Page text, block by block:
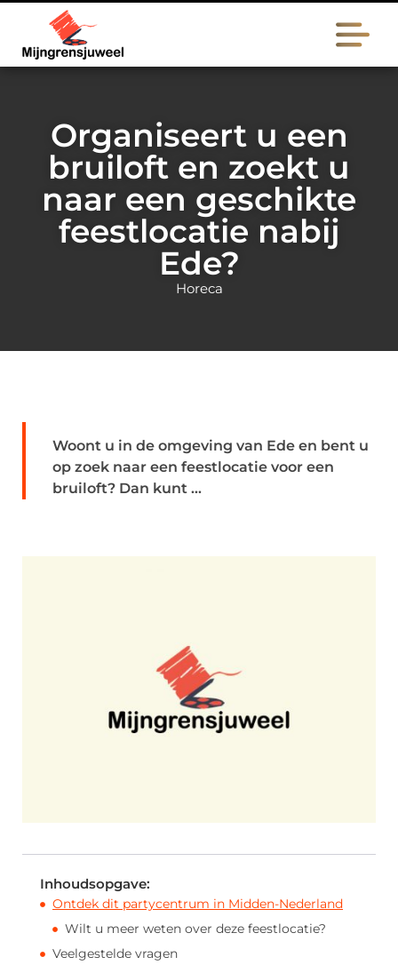
Organiseert u een
bruiloft en zoekt u
naar een geschikte
feestlocatie nabij
Ede?
Horeca
Woont u in de omgeving van Ede en bent u
op zoek naar een feestlocatie voor een
bruiloft? Dan kunt ...
Inhoudsopgave:
Ontdek dit partycentrum in Midden-Nederland
Wilt u meer weten over deze feestlocatie?
Veelgestelde vragen